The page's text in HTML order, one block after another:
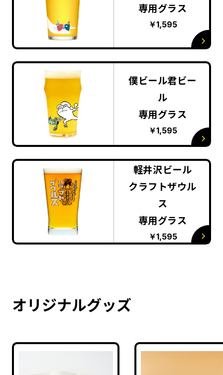
専用グラス
￥1,595
僕ビール君ビー
ル
専用グラス
￥1,595
軽井沢ビール
クラフトザウル
ス
専用グラス
￥1,595
オリジナルグッズ